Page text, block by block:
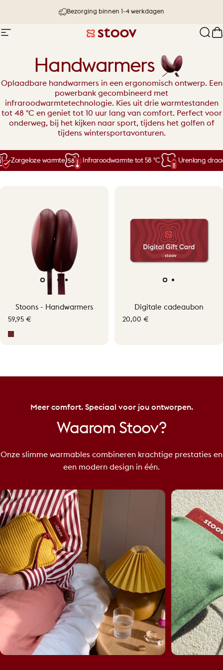
Bezorging binnen 1-4 werkdagen
Site navigatie Stoov® | Cordless Heated Cushions
Handwarmers
Oplaadbare handwarmers in een ergonomisch ontwerp. Een
powerbank gecombineerd met
infraroodwarmtetechnologie. Kies uit drie warmtestanden
tot 48 °C en geniet tot 10 uur lang van comfort. Perfect voor
onderweg, bij het kijken naar sport, tijdens het golfen of
tijdens wintersportavonturen.
Zorgeloze warmte Infraroodwarmte tot 58 °C Urenlang
Stoons - Handwarmers
59,95 €
Digitale cadeaubon
20,00 €
Meer comfort. Speciaal voor jou ontworpen.
Waarom Stoov?
Onze slimme warmables combineren krachtige prestaties en
een modern design in één.